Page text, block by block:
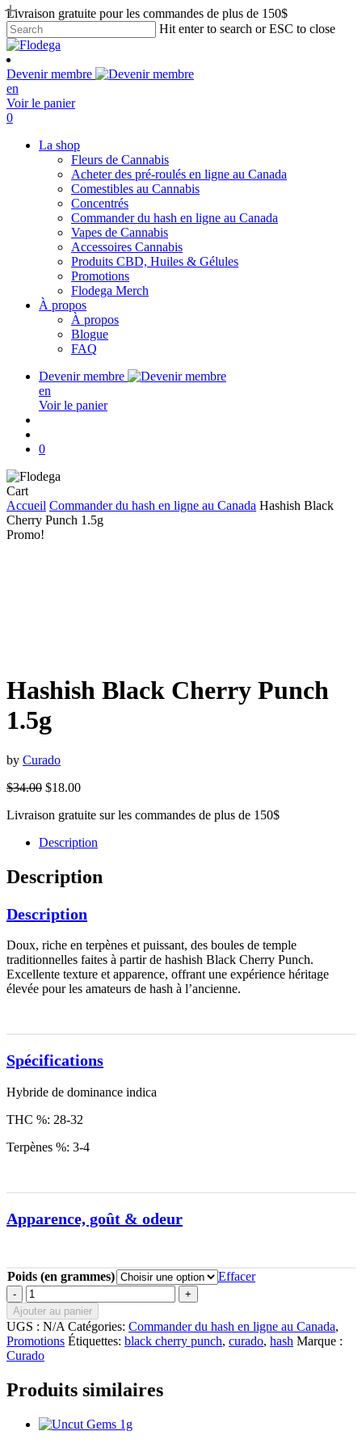
Skip
to
main
content
Livraison gratuite pour les commandes de plus de 150$
Hit enter to search or ESC to close
Close
Search
Devenir membre
en
Voir le panier
search
account
0
La shop
Fleurs de Cannabis
Acheter des pré-roulés en ligne au Canada
Comestibles au Cannabis
Concentrés
Commander du hash en ligne au Canada
Vapes de Cannabis
Accessoires Cannabis
Produits CBD, Huiles & Gélules
Promotions
Flodega Merch
À propos
À propos
Blogue
FAQ
Devenir membre
en
Voir le panier
0
CartClose
Cart
Accueil Commander du hash en ligne au Canada Hashish Black
Cherry Punch 1.5g
Promo!
Hashish Black Cherry Punch
1.5g
by Curado
$34.00 $18.00
Livraison gratuite sur les commandes de plus de 150$
Description
Description
Description
Doux, riche en terpènes et puissant, des boules de temple
traditionnelles faites à partir de hashish Black Cherry Punch.
Excellente texture et apparence, offrant une expérience héritage
élevée pour les amateurs de hash à l’ancienne.
Spécifications
Hybride de dominance indica
THC %: 28-32
Terpènes %: 3-4
Apparence, goût & odeur
Poids (en grammes)
Effacer
quantité
de
Hashish
Black
Cherry
Punch
Ajouter au panier
UGS : N/A Catégories: Commander du hash en ligne au Canada,
Promotions Étiquettes: black cherry punch, curado, hash Marque :
Curado
Produits similaires